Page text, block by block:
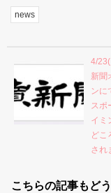
news
4/
新聞
ンに
スポ
イミ
どこ
され
こちらの記事もど